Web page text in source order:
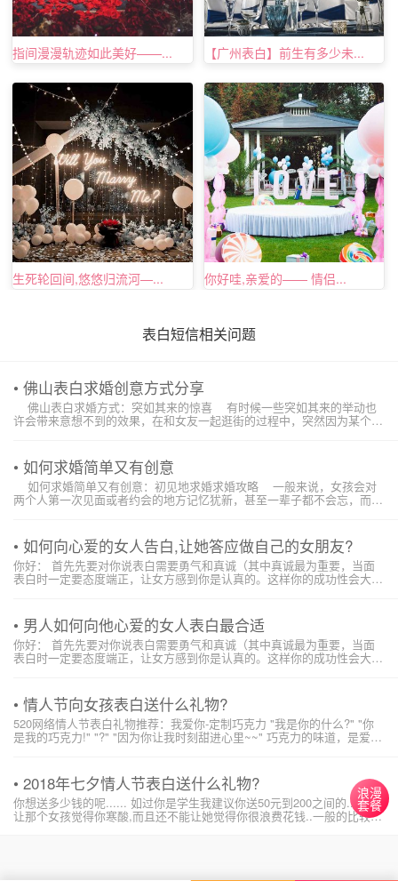
指间漫漫轨迹如此美好——... 【广州表白】前生有多少未...
生死轮回间,悠悠归流河—... 你好哇,亲爱的—— 情侣...
表白短信相关问题
• 佛山表白求婚创意方式分享
佛山表白求婚方式：突如其来的惊喜 有时候一些突如其来的举动也
许会带来意想不到的效果，在和女友一起逛街的过程中，突然因为某个事
• 如何求婚简单又有创意
如何求婚简单又有创意：初见地求婚求婚攻略 一般来说，女孩会对
两个人第一次见面或者约会的地方记忆犹新，甚至一辈子都不会忘，而在
• 如何向心爱的女人告白,让她答应做自己的女朋友?
你好： 首先先要对你说表白需要勇气和真诚（其中真诚最为重要，当面
表白时一定要态度端正，让女方感到你是认真的。这样你的成功性会大一
走。这样会让自己...
• 男人如何向他心爱的女人表白最合适
你好： 首先先要对你说表白需要勇气和真诚（其中真诚最为重要，当面
表白时一定要态度端正，让女方感到你是认真的。这样你的成功性会大一
走。这样会让...
• 情人节向女孩表白送什么礼物?
520网络情人节表白礼物推荐：我爱你-定制巧克力 "我是你的什么?" "你
是我的巧克力!" "?" "因为你让我时刻甜进心里~~" 巧克力的味道，是爱情
• 2018年七夕情人节表白送什么礼物?
你想送多少钱的呢...... 如过你是学生我建议你送50元到200之间的...不能
让那个女孩觉得你寒酸,而且还不能让她觉得你很浪费花钱..一般的比较
浪漫
套餐